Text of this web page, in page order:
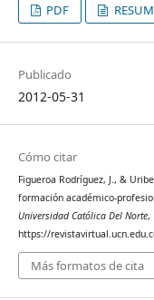
PDF
Publicado
2012-05-31
Cómo citar
Figueroa Rodríguez, J., &
formación académico-
Universidad Católica Del Norte,
https://
Más formatos de cita